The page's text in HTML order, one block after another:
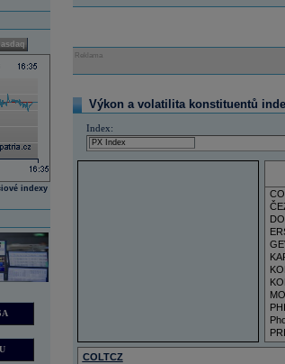
indexy
Reklama
Výkon a volatilita konstituentů
Index:
COLTCZ